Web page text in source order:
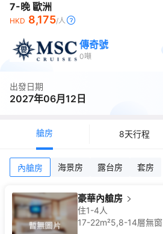
7-晚 歐洲
HKD 8,175/人
傳奇號
0噸
出發日期
2027年06月12日
艙房 8天行程
內艙房 海景房 露台房 套房
豪華內艙房
住1-4人
17-22m²5,8-14層無窗